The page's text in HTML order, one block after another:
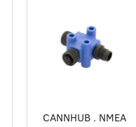
CANNHUB . NMEA